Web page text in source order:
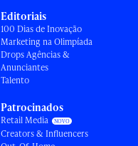
Editoriais
100 Dias de Inovação
Marketing na Olimpíada
Drops Agências &
Anunciantes
Talento
Patrocinados
Retail Media
Creators & Influencers